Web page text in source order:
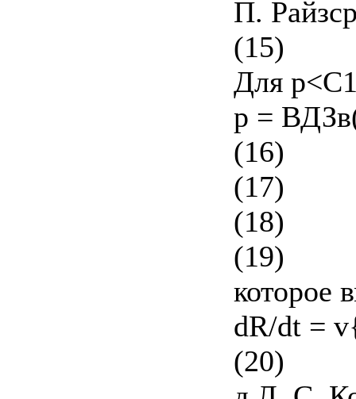
П.
(15)
Для
р =
(16)
(17)
(18)
(19)
которое
dR/dt =
(20)